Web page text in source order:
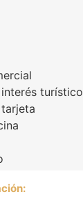
turístico